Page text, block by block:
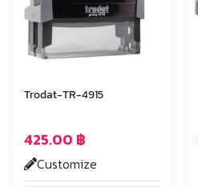
Trodat-TR-4915
425.00 ฿
Customize